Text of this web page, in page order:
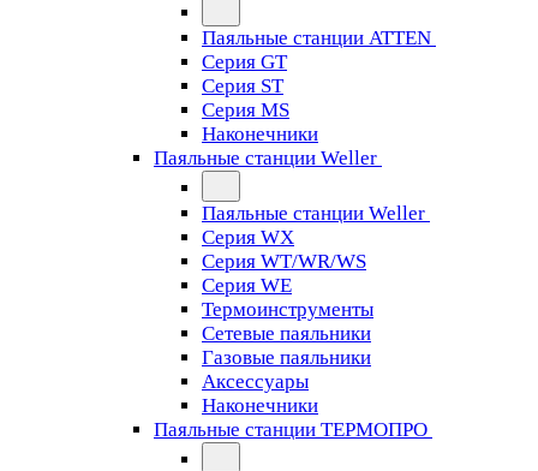
Паяльные станции ATTEN
Серия GT
Серия ST
Серия MS
Наконечники
Паяльные станции Weller
Паяльные станции Weller
Серия WX
Серия WT/WR/WS
Серия WE
Термоинструменты
Сетевые паяльники
Газовые паяльники
Аксессуары
Наконечники
Паяльные станции ТЕРМОПРО